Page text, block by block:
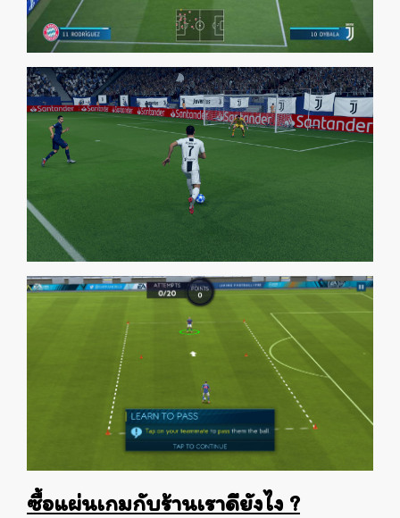
ซื้อแผ่นเกมกับร้านเราดียังไง ?